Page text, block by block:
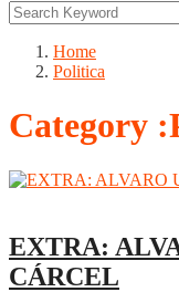
Home
Politica
Category
EXTRA:
CÁRCEL